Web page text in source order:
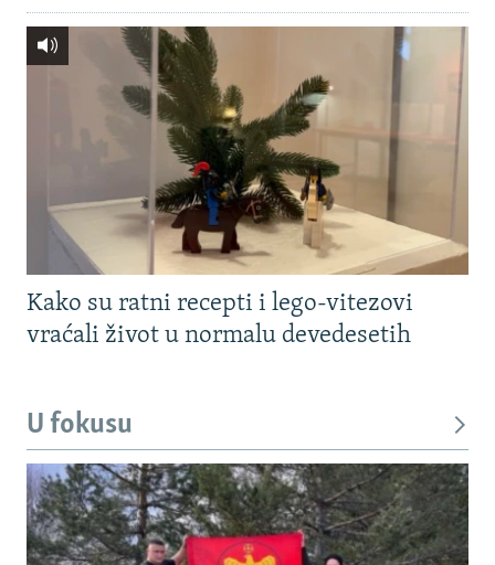
Kako su ratni recepti i lego-vitezovi
vraćali život u normalu devedesetih
U fokusu